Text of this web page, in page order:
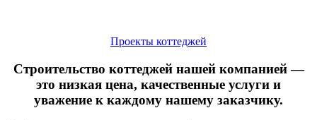
Проекты коттеджей
Строительство коттеджей нашей компанией ―
это низкая цена, качественные услуги и
уважение к каждому нашему заказчику.